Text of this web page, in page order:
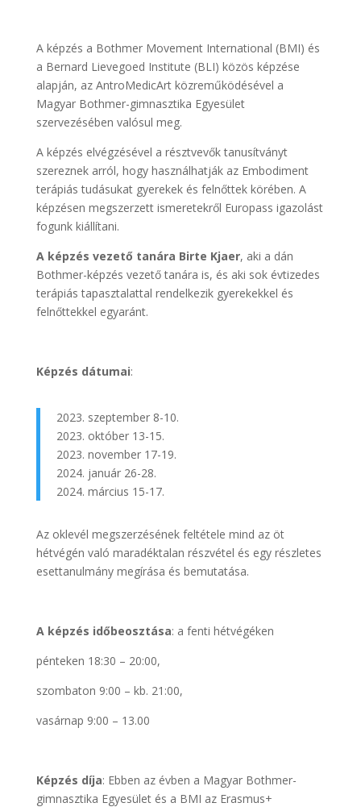
A képzés a Bothmer Movement International (BMI) és
a Bernard Lievegoed Institute (BLI) közös képzése
alapján, az AntroMedicArt közreműködésével a
Magyar Bothmer-gimnasztika Egyesület
szervezésében valósul meg.
A képzés elvégzésével a résztvevők tanusítványt
szereznek arról, hogy használhatják az Embodiment
terápiás tudásukat gyerekek és felnőttek körében. A
képzésen megszerzett ismeretekről Europass igazolást
fogunk kiállítani.
A képzés vezető tanára Birte Kjaer, aki a dán
Bothmer-képzés vezető tanára is, és aki sok évtizedes
terápiás tapasztalattal rendelkezik gyerekekkel és
felnőttekkel egyaránt.
Képzés dátumai:
2023. szeptember 8-10.
2023. október 13-15.
2023. november 17-19.
2024. január 26-28.
2024. március 15-17.
Az oklevél megszerzésének feltétele mind az öt
hétvégén való maradéktalan részvétel és egy részletes
esettanulmány megírása és bemutatása.
A képzés időbeosztása: a fenti hétvégéken
pénteken 18:30 – 20:00,
szombaton 9:00 – kb. 21:00,
vasárnap 9:00 – 13.00
Képzés díja: Ebben az évben a Magyar Bothmer-
gimnasztika Egyesület és a BMI az Erasmus+